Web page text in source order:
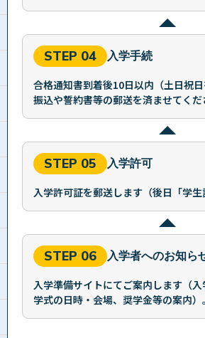
STEP 04 入学手続
合格通知書到着後10日以内（土日祝
振込や誓約書等の郵送を済ませてくだ
STEP 05 入学許可
入学許可証を郵送します（後日「学生
STEP 06 入学者へのお知ら
入学準備サイトにてご案内します（
学式の日時・会場、奨学金等の案内）。